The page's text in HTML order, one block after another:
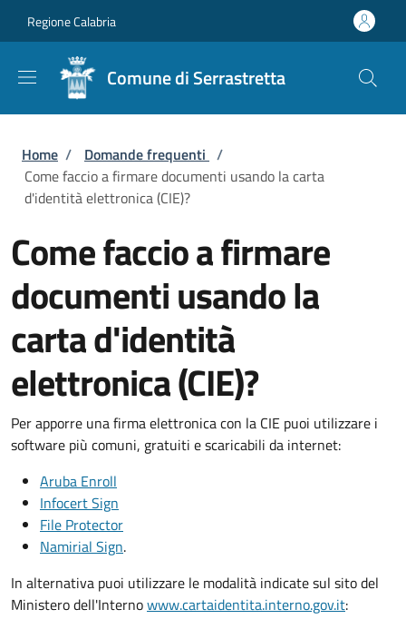
Regione Calabria
Comune di Serrastretta
Briciole di pane
Home / Domande frequenti /
Come faccio a firmare documenti usando la carta
d'identità elettronica (CIE)?
Come faccio a firmare
documenti usando la
carta d'identità
elettronica (CIE)?
Per apporre una firma elettronica con la CIE puoi utilizzare i
software più comuni, gratuiti e scaricabili da internet:
Aruba Enroll
Infocert Sign
File Protector
Namirial Sign.
In alternativa puoi utilizzare le modalità indicate sul sito del
Ministero dell'Internowww.cartaidentita.interno.gov.it: